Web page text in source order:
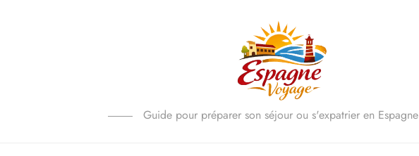
Guide pour préparer son séjour ou s'expatrier en Espagne